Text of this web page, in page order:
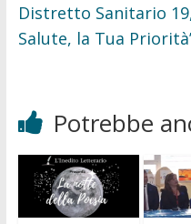
Distretto Sanitario
Salute, la Tua
Potrebbe